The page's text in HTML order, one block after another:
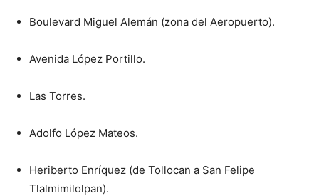
Boulevard Miguel Alemán (zona del Aeropuerto).
Avenida López Portillo.
Las Torres.
Adolfo López Mateos.
Heriberto Enríquez (de Tollocan a San Felipe
Tlalmimilolpan).